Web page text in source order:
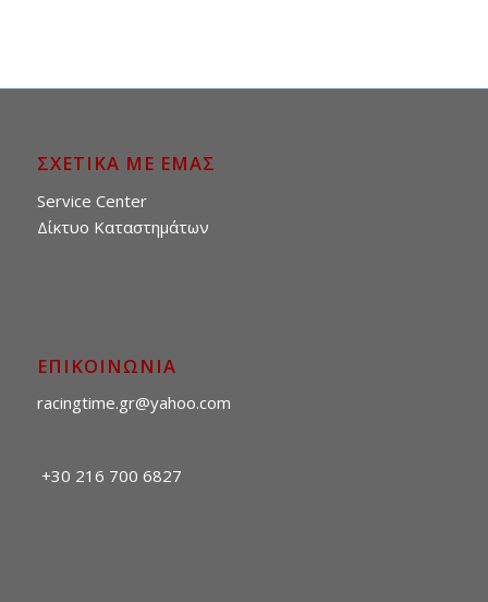
ΣΧΕΤΙΚΑ ΜΕ ΕΜΑΣ
Service Center
Δίκτυο Καταστημάτων
ΕΠΙΚΟΙΝΩΝΙΑ
racingtime.gr@yahoo.com
+30 216 700 6827